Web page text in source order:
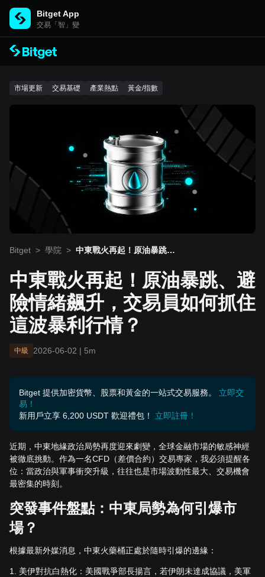
Bitget App
交易「智」變
市場更新 交易基礎 產業熱點 黃金/指數
Bitget > 學院 > 中東戰火再起！原油暴跳、
抓住這波暴利行情？
中東戰火再起！原油暴跳、避
險情緒飆升，交易員如何抓住
這波暴利行情？
中級 2026-06-02 | 5m
Bitget 提供加密貨幣、股票和黃金的一站式交易服務。
立即交
易！
新用戶立享 6,200 USDT 歡迎禮包！
立即註冊！
近期，中東地緣政治局勢再度迎來劇變，全球金融市場的敏感神經
被徹底挑動。作為一名CFD（差價合約）交易專家，我必須提醒各
位：當政治與軍事衝突升級，往往也是市場波動性最大、交易機會
最密集的時刻。
突發事件盤點：中東局勢為何引爆市
場？
根據最新外媒消息，中東火藥桶正處於隨時引爆的邊緣：
1. 美伊對抗白熱化：美國戰爭部長揚言，若伊朗未達成協議，美軍